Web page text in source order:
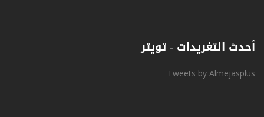
أحدث التغريدات - تويتر
Tweets by Almejasplus